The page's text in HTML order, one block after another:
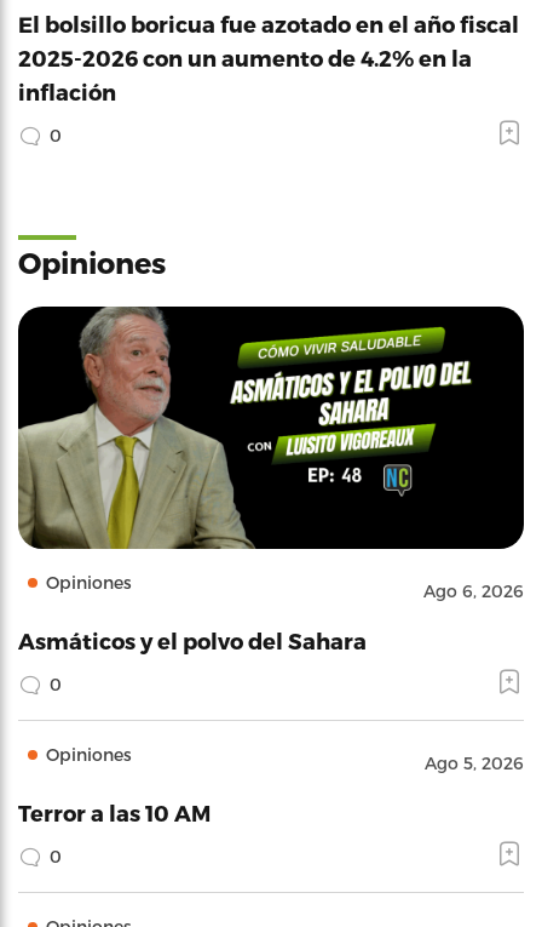
El bolsillo boricua fue azotado en el año fiscal
2025-2026 con un aumento de 4.2% en la
inflación
0
Opiniones
Opiniones Ago 6, 2026
Asmáticos y el polvo del Sahara
0
Opiniones Ago 5, 2026
Terror a las 10 AM
0